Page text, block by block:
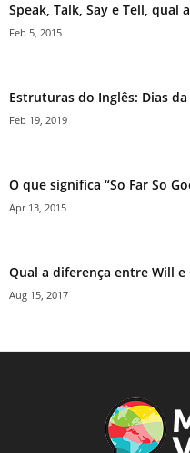
Speak, Talk, Say e Tell, qual
Feb 5, 2015
Estruturas do Inglês: Dias da
Feb 19, 2019
O que significa “So Far So
Apr 13, 2015
Qual a diferença entre Will e
Aug 15, 2017